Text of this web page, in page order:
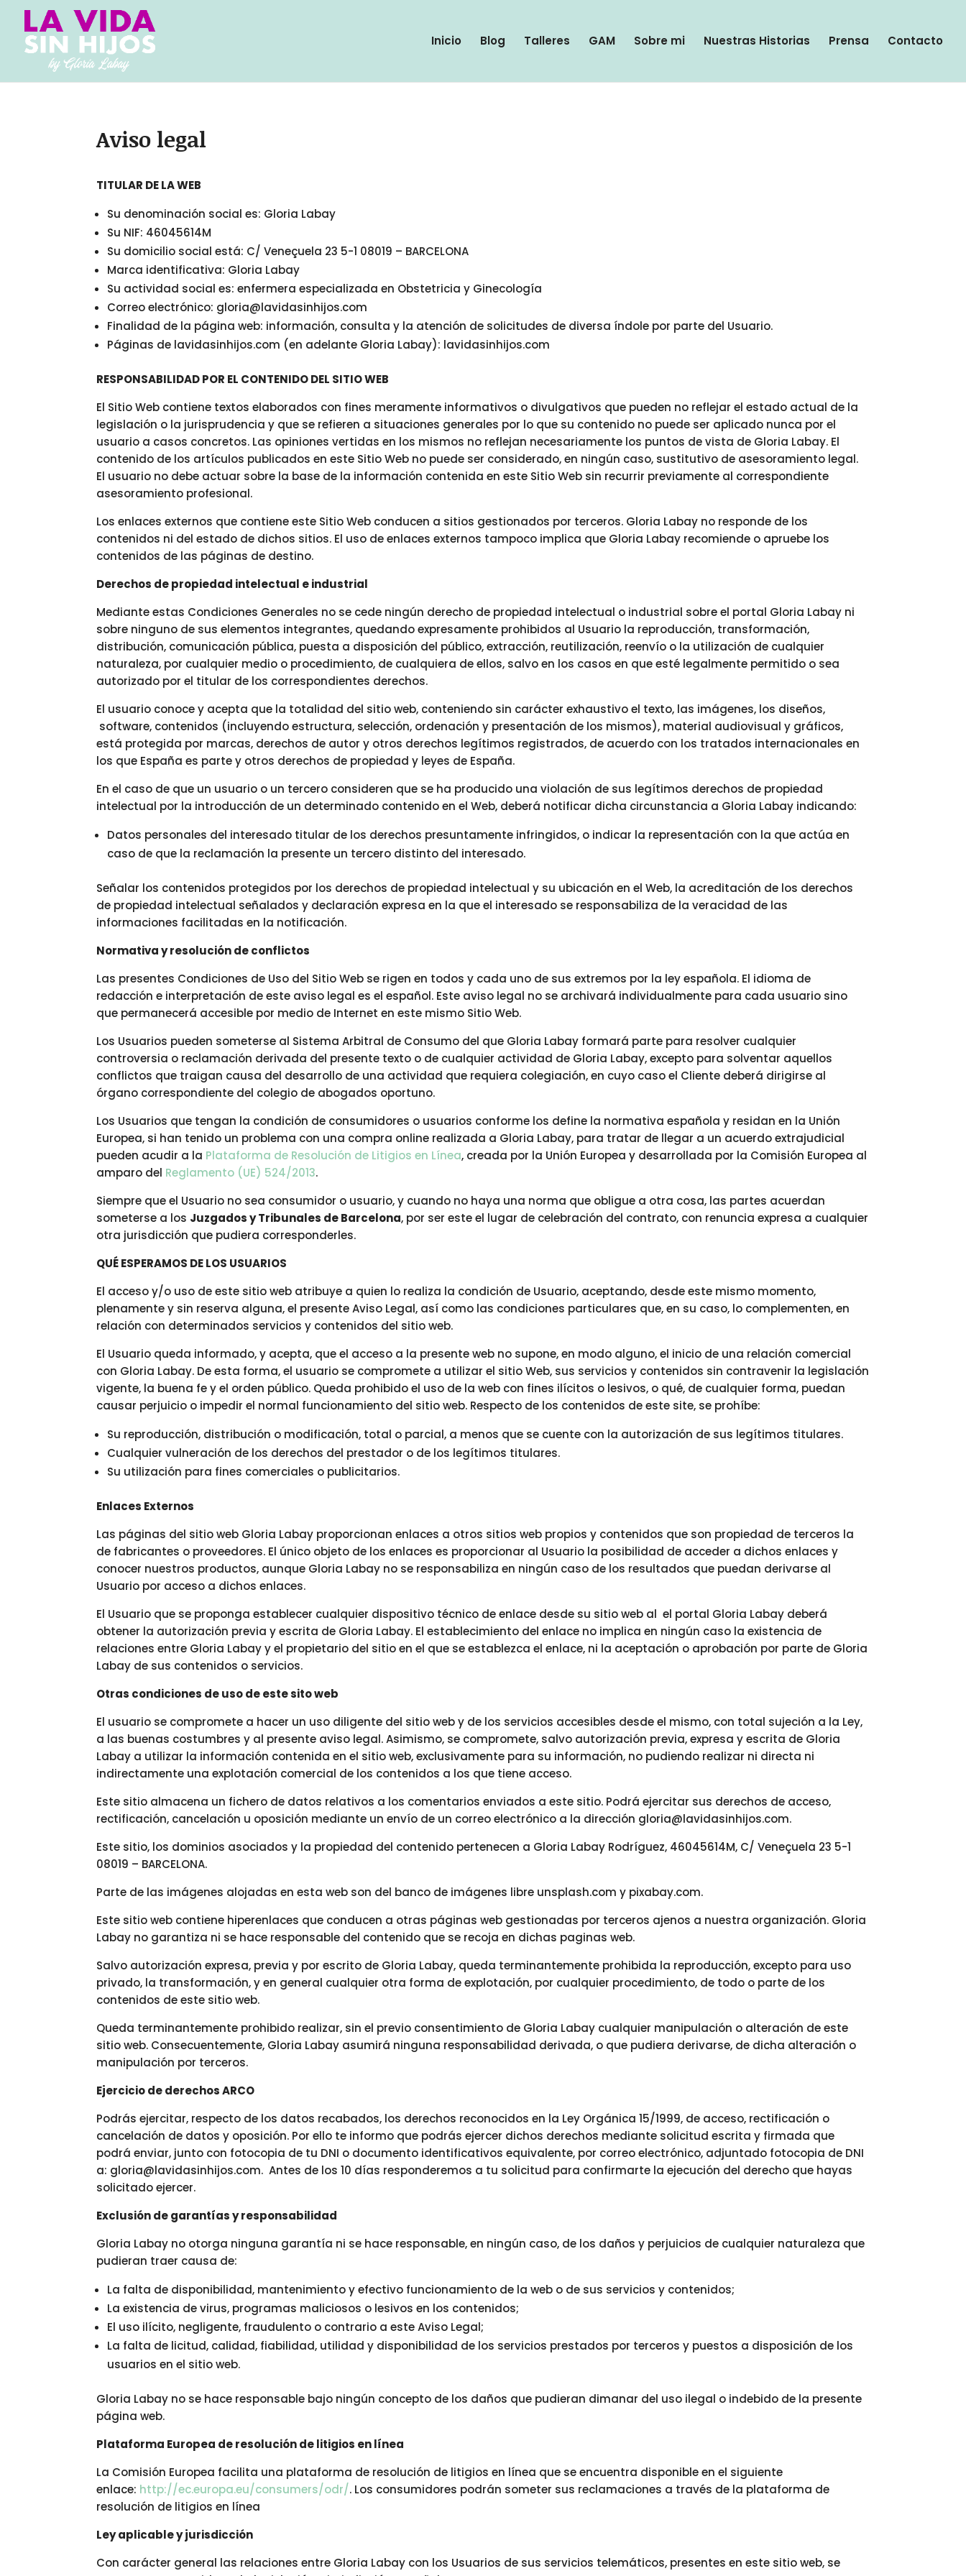
Inicio Blog Talleres GAM Sobre mi Nuestras Historias Prensa Contacto
Aviso legal
TITULAR DE LA WEB
Su denominación social es: Gloria Labay
Su NIF: 46045614M
Su domicilio social está: C/ Veneçuela 23 5-1 08019 – BARCELONA
Marca identificativa: Gloria Labay
Su actividad social es: enfermera especializada en Obstetricia y Ginecología
Correo electrónico: gloria@lavidasinhijos.com
Finalidad de la página web: información, consulta y la atención de solicitudes de diversa índole por parte del Usuario.
Páginas de lavidasinhijos.com (en adelante Gloria Labay): lavidasinhijos.com
RESPONSABILIDAD POR EL CONTENIDO DEL SITIO WEB
El Sitio Web contiene textos elaborados con fines meramente informativos o divulgativos que pueden no reflejar el estado actual de la
legislación o la jurisprudencia y que se refieren a situaciones generales por lo que su contenido no puede ser aplicado nunca por el
usuario a casos concretos. Las opiniones vertidas en los mismos no reflejan necesariamente los puntos de vista de Gloria Labay. El
contenido de los artículos publicados en este Sitio Web no puede ser considerado, en ningún caso, sustitutivo de asesoramiento legal.
El usuario no debe actuar sobre la base de la información contenida en este Sitio Web sin recurrir previamente al correspondiente
asesoramiento profesional.
Los enlaces externos que contiene este Sitio Web conducen a sitios gestionados por terceros. Gloria Labay no responde de los
contenidos ni del estado de dichos sitios. El uso de enlaces externos tampoco implica que Gloria Labay recomiende o apruebe los
contenidos de las páginas de destino.
Derechos de propiedad intelectual e industrial
Mediante estas Condiciones Generales no se cede ningún derecho de propiedad intelectual o industrial sobre el portal Gloria Labay ni
sobre ninguno de sus elementos integrantes, quedando expresamente prohibidos al Usuario la reproducción, transformación,
distribución, comunicación pública, puesta a disposición del público, extracción, reutilización, reenvío o la utilización de cualquier
naturaleza, por cualquier medio o procedimiento, de cualquiera de ellos, salvo en los casos en que esté legalmente permitido o sea
autorizado por el titular de los correspondientes derechos.
El usuario conoce y acepta que la totalidad del sitio web, conteniendo sin carácter exhaustivo el texto, las imágenes, los diseños,
software, contenidos (incluyendo estructura, selección, ordenación y presentación de los mismos), material audiovisual y gráficos,
está protegida por marcas, derechos de autor y otros derechos legítimos registrados, de acuerdo con los tratados internacionales en
los que España es parte y otros derechos de propiedad y leyes de España.
En el caso de que un usuario o un tercero consideren que se ha producido una violación de sus legítimos derechos de propiedad
intelectual por la introducción de un determinado contenido en el Web, deberá notificar dicha circunstancia a Gloria Labay indicando:
Datos personales del interesado titular de los derechos presuntamente infringidos, o indicar la representación con la que actúa en
caso de que la reclamación la presente un tercero distinto del interesado.
Señalar los contenidos protegidos por los derechos de propiedad intelectual y su ubicación en el Web, la acreditación de los derechos
de propiedad intelectual señalados y declaración expresa en la que el interesado se responsabiliza de la veracidad de las
informaciones facilitadas en la notificación.
Normativa y resolución de conflictos
Las presentes Condiciones de Uso del Sitio Web se rigen en todos y cada uno de sus extremos por la ley española. El idioma de
redacción e interpretación de este aviso legal es el español. Este aviso legal no se archivará individualmente para cada usuario sino
que permanecerá accesible por medio de Internet en este mismo Sitio Web.
Los Usuarios pueden someterse al Sistema Arbitral de Consumo del que Gloria Labay formará parte para resolver cualquier
controversia o reclamación derivada del presente texto o de cualquier actividad de Gloria Labay, excepto para solventar aquellos
conflictos que traigan causa del desarrollo de una actividad que requiera colegiación, en cuyo caso el Cliente deberá dirigirse al
órgano correspondiente del colegio de abogados oportuno.
Los Usuarios que tengan la condición de consumidores o usuarios conforme los define la normativa española y residan en la Unión
Europea, si han tenido un problema con una compra online realizada a Gloria Labay, para tratar de llegar a un acuerdo extrajudicial
pueden acudir a la Plataforma de Resolución de Litigios en Línea, creada por la Unión Europea y desarrollada por la Comisión Europea al
amparo del Reglamento (UE) 524/2013.
Siempre que el Usuario no sea consumidor o usuario, y cuando no haya una norma que obligue a otra cosa, las partes acuerdan
someterse a los Juzgados y Tribunales de Barcelona, por ser este el lugar de celebración del contrato, con renuncia expresa a cualquier
otra jurisdicción que pudiera corresponderles.
QUÉ ESPERAMOS DE LOS USUARIOS
El acceso y/o uso de este sitio web atribuye a quien lo realiza la condición de Usuario, aceptando, desde este mismo momento,
plenamente y sin reserva alguna, el presente Aviso Legal, así como las condiciones particulares que, en su caso, lo complementen, en
relación con determinados servicios y contenidos del sitio web.
El Usuario queda informado, y acepta, que el acceso a la presente web no supone, en modo alguno, el inicio de una relación comercial
con Gloria Labay. De esta forma, el usuario se compromete a utilizar el sitio Web, sus servicios y contenidos sin contravenir la legislación
vigente, la buena fe y el orden público. Queda prohibido el uso de la web con fines ilícitos o lesivos, o qué, de cualquier forma, puedan
causar perjuicio o impedir el normal funcionamiento del sitio web. Respecto de los contenidos de este site, se prohíbe:
Su reproducción, distribución o modificación, total o parcial, a menos que se cuente con la autorización de sus legítimos titulares.
Cualquier vulneración de los derechos del prestador o de los legítimos titulares.
Su utilización para fines comerciales o publicitarios.
Enlaces Externos
Las páginas del sitio web Gloria Labay proporcionan enlaces a otros sitios web propios y contenidos que son propiedad de terceros la
de fabricantes o proveedores. El único objeto de los enlaces es proporcionar al Usuario la posibilidad de acceder a dichos enlaces y
conocer nuestros productos, aunque Gloria Labay no se responsabiliza en ningún caso de los resultados que puedan derivarse al
Usuario por acceso a dichos enlaces.
El Usuario que se proponga establecer cualquier dispositivo técnico de enlace desde su sitio web al el portal Gloria Labay deberá
obtener la autorización previa y escrita de Gloria Labay. El establecimiento del enlace no implica en ningún caso la existencia de
relaciones entre Gloria Labay y el propietario del sitio en el que se establezca el enlace, ni la aceptación o aprobación por parte de Gloria
Labay de sus contenidos o servicios.
Otras condiciones de uso de este sito web
El usuario se compromete a hacer un uso diligente del sitio web y de los servicios accesibles desde el mismo, con total sujeción a la Ley,
a las buenas costumbres y al presente aviso legal. Asimismo, se compromete, salvo autorización previa, expresa y escrita de Gloria
Labay a utilizar la información contenida en el sitio web, exclusivamente para su información, no pudiendo realizar ni directa ni
indirectamente una explotación comercial de los contenidos a los que tiene acceso.
Este sitio almacena un fichero de datos relativos a los comentarios enviados a este sitio. Podrá ejercitar sus derechos de acceso,
rectificación, cancelación u oposición mediante un envío de un correo electrónico a la dirección gloria@lavidasinhijos.com.
Este sitio, los dominios asociados y la propiedad del contenido pertenecen a Gloria Labay Rodríguez, 46045614M, C/ Veneçuela 23 5-1
08019 – BARCELONA.
Parte de las imágenes alojadas en esta web son del banco de imágenes libre unsplash.com y pixabay.com.
Este sitio web contiene hiperenlaces que conducen a otras páginas web gestionadas por terceros ajenos a nuestra organización. Gloria
Labay no garantiza ni se hace responsable del contenido que se recoja en dichas paginas web.
Salvo autorización expresa, previa y por escrito de Gloria Labay, queda terminantemente prohibida la reproducción, excepto para uso
privado, la transformación, y en general cualquier otra forma de explotación, por cualquier procedimiento, de todo o parte de los
contenidos de este sitio web.
Queda terminantemente prohibido realizar, sin el previo consentimiento de Gloria Labay cualquier manipulación o alteración de este
sitio web. Consecuentemente, Gloria Labay asumirá ninguna responsabilidad derivada, o que pudiera derivarse, de dicha alteración o
manipulación por terceros.
Ejercicio de derechos ARCO
Podrás ejercitar, respecto de los datos recabados, los derechos reconocidos en la Ley Orgánica 15/1999, de acceso, rectificación o
cancelación de datos y oposición. Por ello te informo que podrás ejercer dichos derechos mediante solicitud escrita y firmada que
podrá enviar, junto con fotocopia de tu DNI o documento identificativos equivalente, por correo electrónico, adjuntado fotocopia de DNI
a: gloria@lavidasinhijos.com. Antes de los 10 días responderemos a tu solicitud para confirmarte la ejecución del derecho que hayas
solicitado ejercer.
Exclusión de garantías y responsabilidad
Gloria Labay no otorga ninguna garantía ni se hace responsable, en ningún caso, de los daños y perjuicios de cualquier naturaleza que
pudieran traer causa de:
La falta de disponibilidad, mantenimiento y efectivo funcionamiento de la web o de sus servicios y contenidos;
La existencia de virus, programas maliciosos o lesivos en los contenidos;
El uso ilícito, negligente, fraudulento o contrario a este Aviso Legal;
La falta de licitud, calidad, fiabilidad, utilidad y disponibilidad de los servicios prestados por terceros y puestos a disposición de los
usuarios en el sitio web.
Gloria Labay no se hace responsable bajo ningún concepto de los daños que pudieran dimanar del uso ilegal o indebido de la presente
página web.
Plataforma Europea de resolución de litigios en línea
La Comisión Europea facilita una plataforma de resolución de litigios en línea que se encuentra disponible en el siguiente
enlace: http://ec.europa.eu/consumers/odr/. Los consumidores podrán someter sus reclamaciones a través de la plataforma de
resolución de litigios en línea
Ley aplicable y jurisdicción
Con carácter general las relaciones entre Gloria Labay con los Usuarios de sus servicios telemáticos, presentes en este sitio web, se